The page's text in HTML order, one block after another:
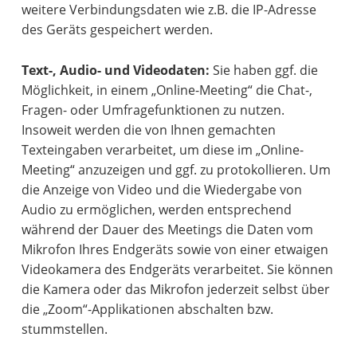
weitere Verbindungsdaten wie z.B. die IP-Adresse
des Geräts gespeichert werden.
Text-, Audio- und Videodaten: Sie haben ggf. die
Möglichkeit, in einem „Online-Meeting“ die Chat-,
Fragen- oder Umfragefunktionen zu nutzen.
Insoweit werden die von Ihnen gemachten
Texteingaben verarbeitet, um diese im „Online-
Meeting“ anzuzeigen und ggf. zu protokollieren. Um
die Anzeige von Video und die Wiedergabe von
Audio zu ermöglichen, werden entsprechend
während der Dauer des Meetings die Daten vom
Mikrofon Ihres Endgeräts sowie von einer etwaigen
Videokamera des Endgeräts verarbeitet. Sie können
die Kamera oder das Mikrofon jederzeit selbst über
die „Zoom“-Applikationen abschalten bzw.
stummstellen.